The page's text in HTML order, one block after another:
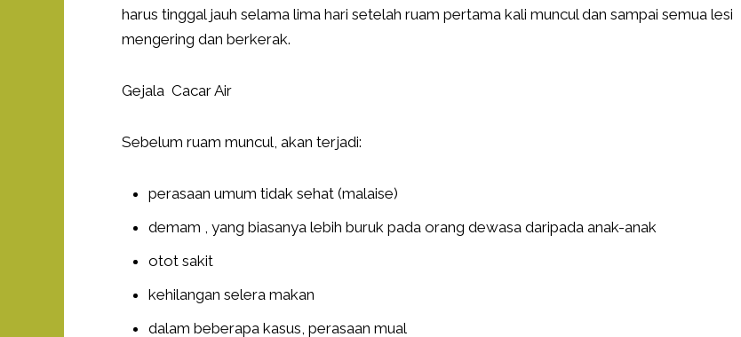
harus tinggal jauh selama lima hari setelah ruam pertama kali muncul dan sampai semua lesi
mengering dan berkerak.
Gejala Cacar Air
Sebelum ruam muncul, akan terjadi:
perasaan umum tidak sehat (malaise)
demam , yang biasanya lebih buruk pada orang dewasa daripada anak-anak
otot sakit
kehilangan selera makan
dalam beberapa kasus, perasaan mual